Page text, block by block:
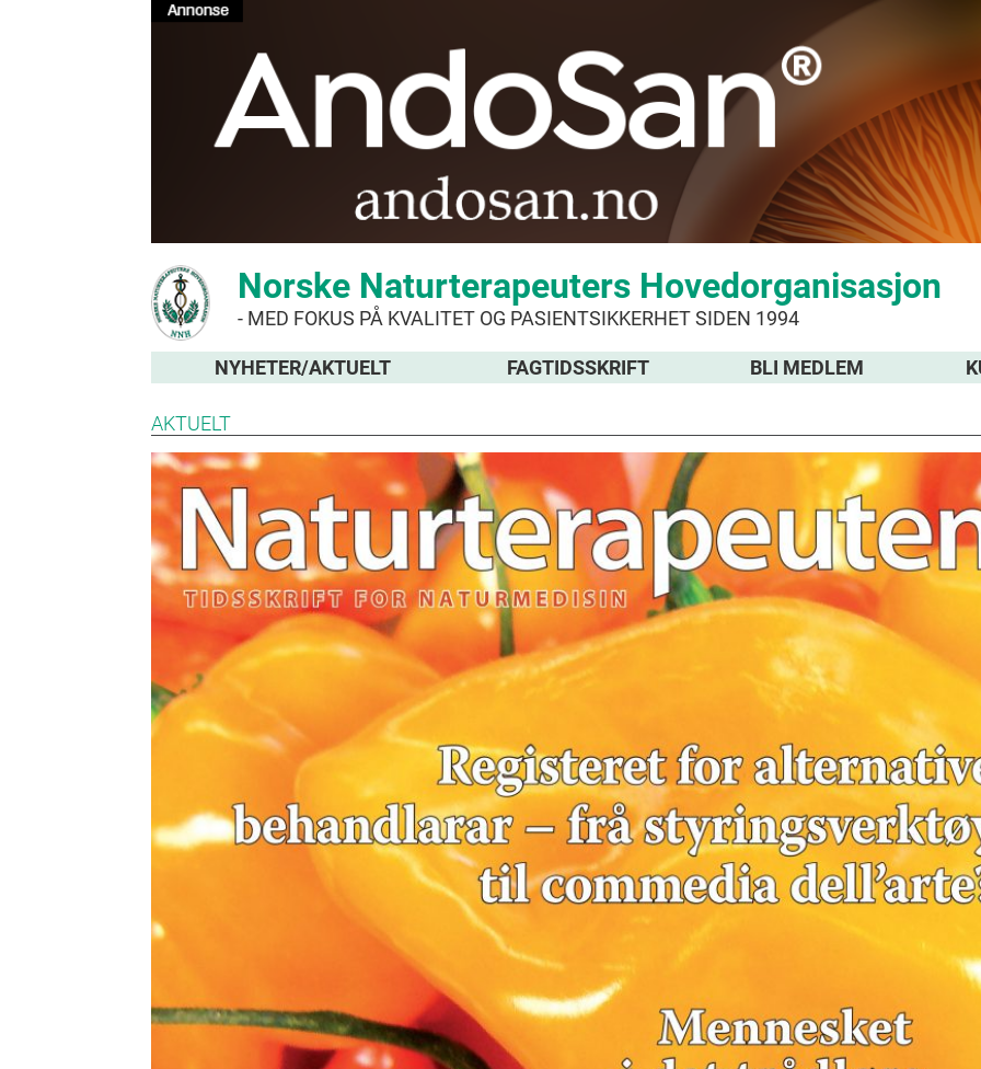
Norske Naturterapeuters Hovedorganisasjon
- MED FOKUS PÅ KVALITET OG PASIENTSIKKERHET SIDEN 1994
NYHETER/AKTUELT FAGTIDSSKRIFT BLI MEDLEM
AKTUELT